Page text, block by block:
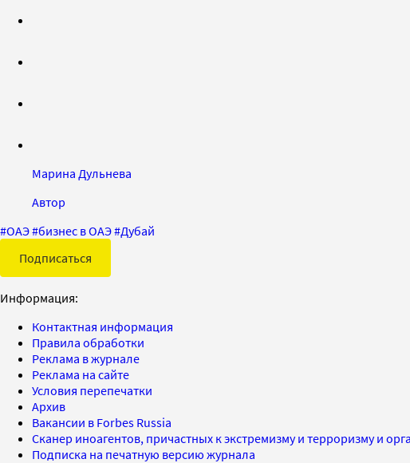
Марина Дульнева
Автор
#ОАЭ#бизнес в ОАЭ#Дубай
Подписаться
Информация:
Контактная информация
Правила обработки
Реклама в журнале
Реклама на сайте
Условия перепечатки
Архив
Вакансии в Forbes Russia
Сканер иноагентов, причастных к экстремизму и терроризму и
Подписка на печатную версию журнала